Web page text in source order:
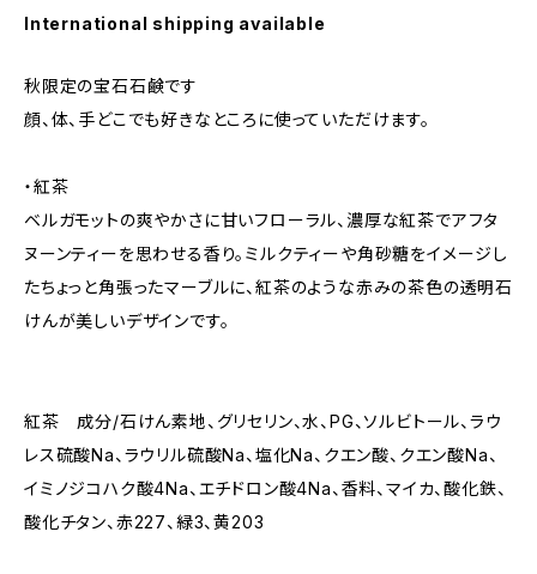
International shipping available
秋限定の宝石石鹸です
顔、体、手どこでも好きなところに使っていただけます。
・紅茶
ベルガモットの爽やかさに甘いフローラル、濃厚な紅茶でアフタ
ヌーンティーを思わせる香り。ミルクティーや角砂糖をイメージし
たちょっと角張ったマーブルに、紅茶のような赤みの茶色の透明石
けんが美しいデザインです。
紅茶 成分/石けん素地、グリセリン、水、PG、ソルビトール、ラウ
レス硫酸Na、ラウリル硫酸Na、塩化Na、クエン酸、クエン酸Na、
イミノジコハク酸4Na、エチドロン酸4Na、香料、マイカ、酸化鉄、
酸化チタン、赤227、緑3、黄203